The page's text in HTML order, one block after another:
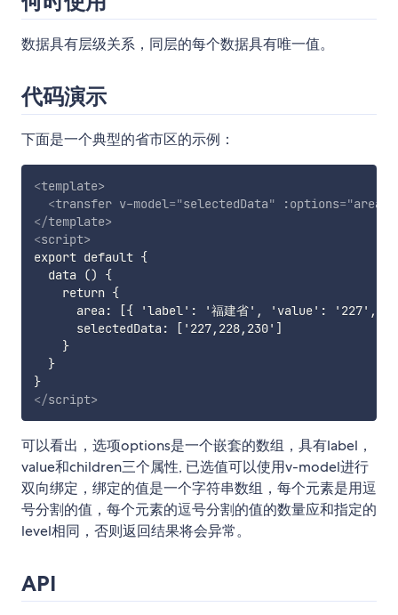
数据具有层级关系，同层的每个数据具有唯一值。
代码演示
下面是一个典型的省市区的示例：
<template>
<transfer v-model="selectedData" :options="area
</template>
<script>
export default {
  data () {
    return {
area: [{ 'label': '福建省', 'value': '227',
      selectedData: ['227,228,230']
    }
  }
}
</script>
可以看出，选项options是一个嵌套的数组，具有label，
value和children三个属性, 已选值可以使用v-model进行
双向绑定，绑定的值是一个字符串数组，每个元素是用逗
号分割的值，每个元素的逗号分割的值的数量应和指定的
level相同，否则返回结果将会异常。
API